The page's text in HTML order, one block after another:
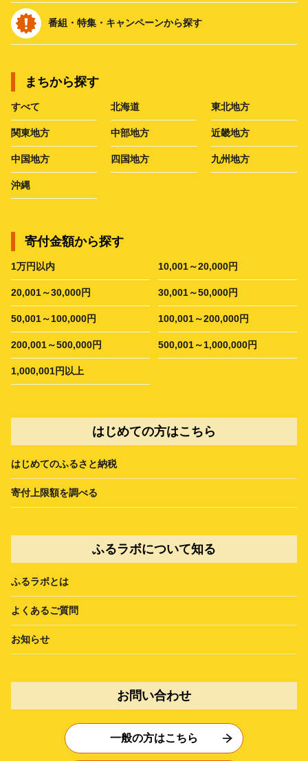
番組・特集・キャンペーンから探す
まちから探す
すべて 北海道 東北地方
関東地方 中部地方 近畿地方
中国地方 四国地方 九州地方
沖縄
寄付金額から探す
1万円以内 10,001～20,000円
20,001～30,000円 30,001～50,000円
50,001～100,000円 100,001～200,000円
200,001～500,000円 500,001～1,000,000円
1,000,001円以上
はじめての方はこちら
はじめてのふるさと納税
寄付上限額を調べる
ふるラボについて知る
ふるラボとは
よくあるご質問
お知らせ
お問い合わせ
一般の方はこちら